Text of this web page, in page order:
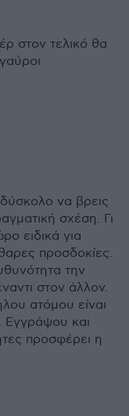
στον τελικό θα
να βρεις
σχέση. Γι
ειδικά για
προσδοκίες.
την
στον άλλον.
ατόμου είναι
Εγγράψου και
προσφέρει η